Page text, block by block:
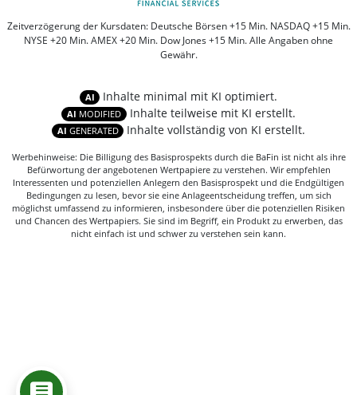
Zeitverzögerung der Kursdaten: Deutsche Börsen +15 Min. NASDAQ +15 Min.
NYSE +20 Min. AMEX +20 Min. Dow Jones +15 Min. Alle Angaben ohne
Gewähr.
AI Inhalte minimal mit KI optimiert.
AI MODIFIED Inhalte teilweise mit KI erstellt.
AI GENERATED Inhalte vollständig von KI erstellt.
Werbehinweise: Die Billigung des Basisprospekts durch die BaFin ist nicht als ihre
Befürwortung der angebotenen Wertpapiere zu verstehen. Wir empfehlen
Interessenten und potenziellen Anlegern den Basisprospekt und die Endgültigen
Bedingungen zu lesen, bevor sie eine Anlageentscheidung treffen, um sich
möglichst umfassend zu informieren, insbesondere über die potenziellen Risiken
und Chancen des Wertpapiers. Sie sind im Begriff, ein Produkt zu erwerben, das
nicht einfach ist und schwer zu verstehen sein kann.